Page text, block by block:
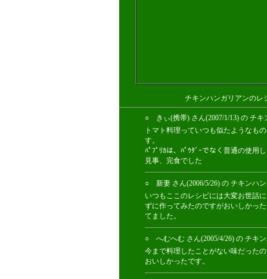
チキンハンガリアンのレ
○ きぃ(携帯) さん(2007/1/13) の チ
トマト料理っていつも似たようなも
す。
ﾊﾟﾌﾟﾘｶは、ﾊﾟｳﾀﾞｰでなく普通の使用
見事、完食でした
○ 新妻 さん(2006/5/26) の チキンハ
いつもここのレシピには大変お世話
ずに作ってみたのですがおいしかっ
てました。
○ へむへむ さん(2005/4/26) の チキ
今まで料理したことがない味だった
おいしかったです。